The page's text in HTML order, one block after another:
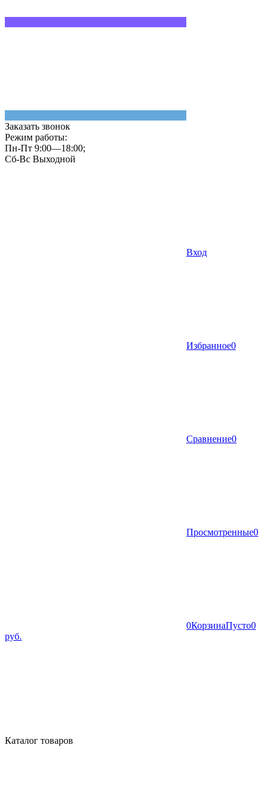
Заказать звонок
Режим работы:
Пн-Пт 9:00—18:00;
Сб-Вс Выходной
Вход
Избранное0
Сравнение0
Просмотренные0
0КорзинаПусто0
руб.
Каталог товаров